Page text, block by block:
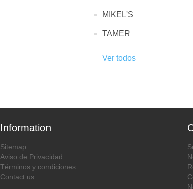
MIKEL'S
TAMER
Ver todos
Information
Sitemap
Aviso de Privacidad
Términos y condiciones
Contact us